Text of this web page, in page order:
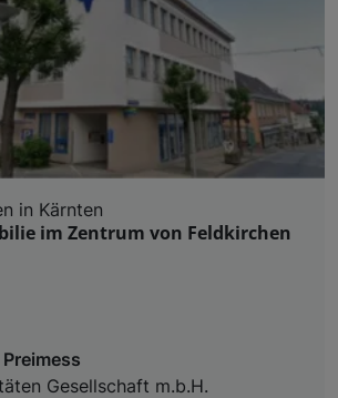
in Kärnten
im Zentrum von Feldkirchen
Gesellschaft m.b.H.